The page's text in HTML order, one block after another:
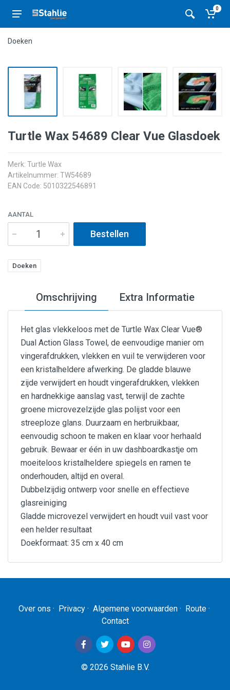
0
Doeken
Turtle Wax 54689 Clear Vue Glasdoek
Merk: Turtle Wax
Artikelnummer: TW54689
EAN Code: 5010322546891
AANTAL
Bestellen
Doeken
Omschrijving Extra Informatie
Het glas vlekkeloos met de Turtle Wax Clear Vue®
Dual Action Glass Towel, de eenvoudige manier om
vingerafdrukken, vlekken en vuil te verwijderen voor
een kristalheldere afwerking. De gladde blauwe
zijde verwijdert en houdt vingerafdrukken, vlekken
en hardnekkige aanslag vast, terwijl de zachte
groene microvezelzijde glas polijst voor een
streeploze glans. Duurzaam en herbruikbaar,
eenvoudig schoon te maken en klaar voor herhaald
gebruik. Bewaar er één in uw dashboardkastje om
moeiteloos kristalheldere spiegels en ramen te
onderhouden, altijd en overal.
Dubbelzijdig ontwerp voor snelle en effectieve
glasreiniging
Gladde microvezel verwijdert en houdt vuil vast voor
een helder resultaat
Doekformaat: 35 cm x 40 cm
TW54689
Over ons · Privacy· Algemene voorwaarden· Route·
Contact
© 2026 Stahlie B.V.